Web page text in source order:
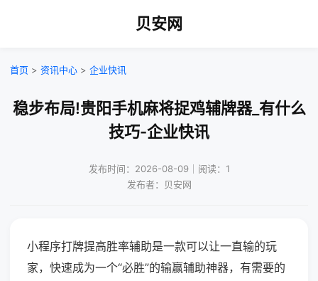
贝安网
首页 > 资讯中心 > 企业快讯
稳步布局!贵阳手机麻将捉鸡辅牌器_有什么
技巧-企业快讯
发布时间：2026-08-09｜阅读：1
发布者：贝安网
小程序打牌提高胜率辅助是一款可以让一直输的玩
家，快速成为一个“必胜”的输赢辅助神器，有需要的